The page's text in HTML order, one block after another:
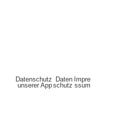
Datenschutz
unserer App
Daten
schutz
Impre
ssum